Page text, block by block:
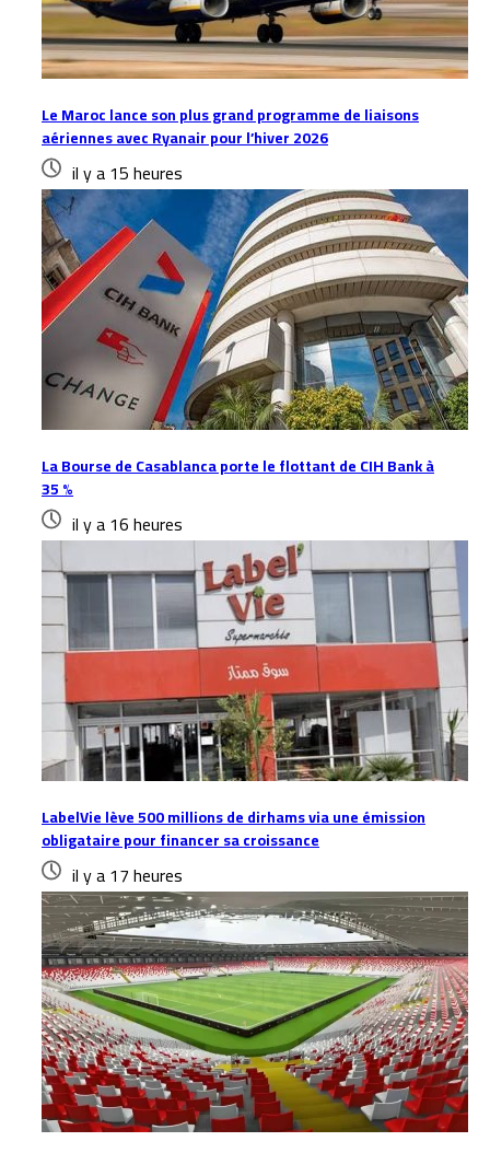
Le Maroc lance son plus grand programme de liaisons
aériennes avec Ryanair pour l’hiver 2026
il y a 15 heures
La Bourse de Casablanca porte le flottant de CIH Bank à
35 %
il y a 16 heures
LabelVie lève 500 millions de dirhams via une émission
obligataire pour financer sa croissance
il y a 17 heures